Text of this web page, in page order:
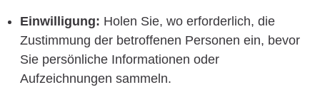
Einwilligung: Holen Sie, wo erforderlich, die
Zustimmung der betroffenen Personen ein, bevor
Sie persönliche Informationen oder
Aufzeichnungen sammeln.